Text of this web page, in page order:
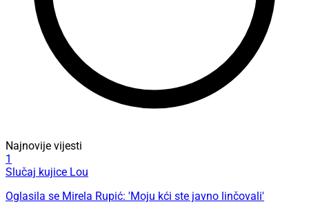
Najnovije vijesti
1
Slučaj kujice Lou
Oglasila se Mirela Rupić: 'Moju kći ste javno linčovali'